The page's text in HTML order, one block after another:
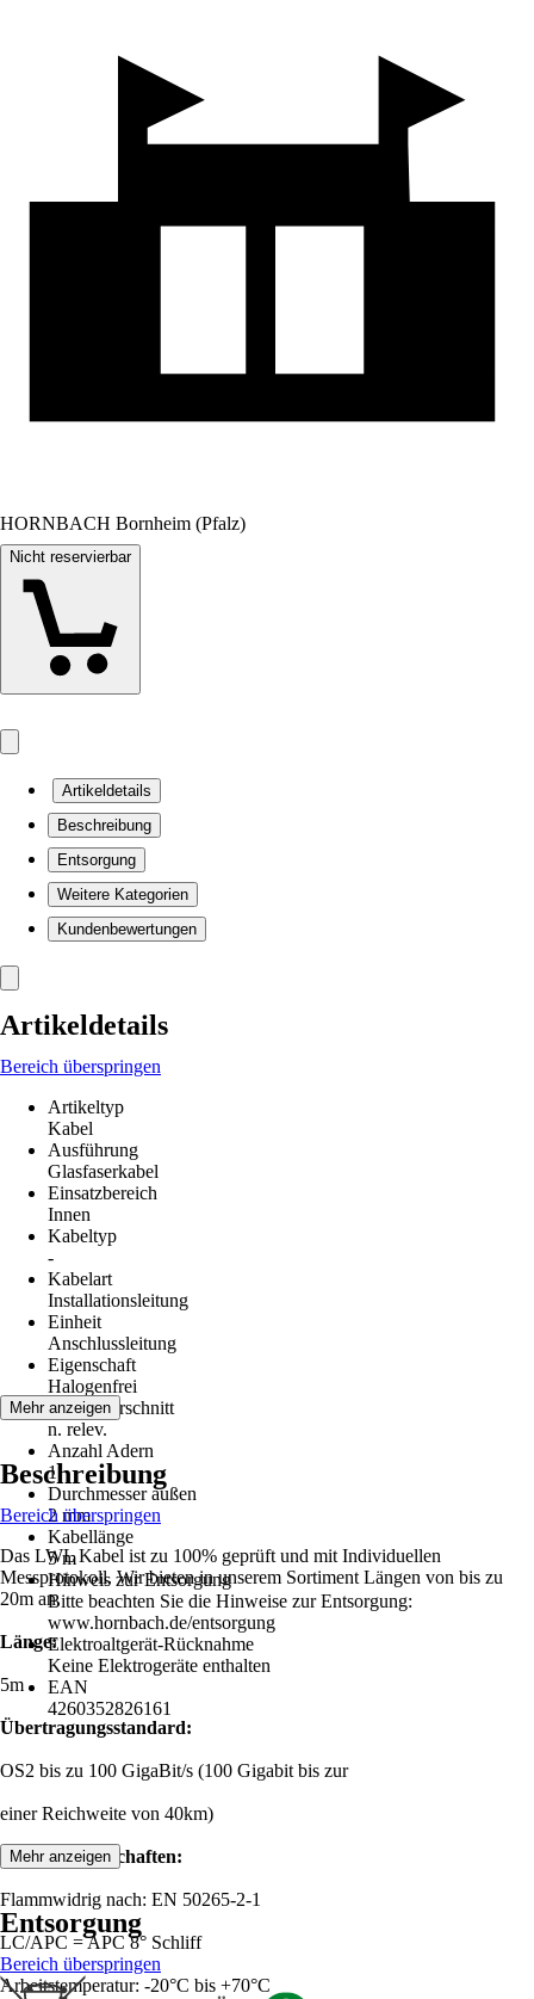
HORNBACH Bornheim (Pfalz)
Nicht reservierbar
Artikeldetails
Beschreibung
Entsorgung
Weitere Kategorien
Kundenbewertungen
Artikeldetails
Bereich überspringen
Artikeltyp
Kabel
Ausführung
Glasfaserkabel
Einsatzbereich
Innen
Kabeltyp
-
Kabelart
Installationsleitung
Einheit
Anschlussleitung
Eigenschaft
Halogenfrei
Leiterquerschnitt
n. relev.
Anzahl Adern
1
Durchmesser außen
2 mm
Kabellänge
5 m
Hinweis zur Entsorgung
Bitte beachten Sie die Hinweise zur Entsorgung:
www.hornbach.de/entsorgung
Elektroaltgerät-Rücknahme
Keine Elektrogeräte enthalten
EAN
4260352826161
Mehr anzeigen
Beschreibung
Bereich überspringen
Das LWL Kabel ist zu 100% geprüft und mit Individuellen
Messprotokoll. Wir bieten in unserem Sortiment Längen von bis zu
20m an.
Länge:
5m
Übertragungsstandard:
OS2 bis zu 100 GigaBit/s (100 Gigabit bis zur
einer Reichweite von 40km)
Produkteigenschaften:
Flammwidrig nach: EN 50265-2-1
LC/APC = APC 8° Schliff
Arbeitstemperatur: -20°C bis +70°C
Mehr anzeigen
Entsorgung
Bereich überspringen